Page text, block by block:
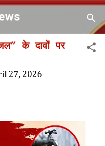
content
के दावों पर
27, 2026